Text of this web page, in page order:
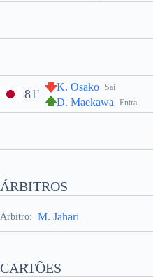
Sai
K. Osako
Entra
D. Maekawa
81'
ÁRBITROS
Árbitro: M. Jahari
CARTÕES